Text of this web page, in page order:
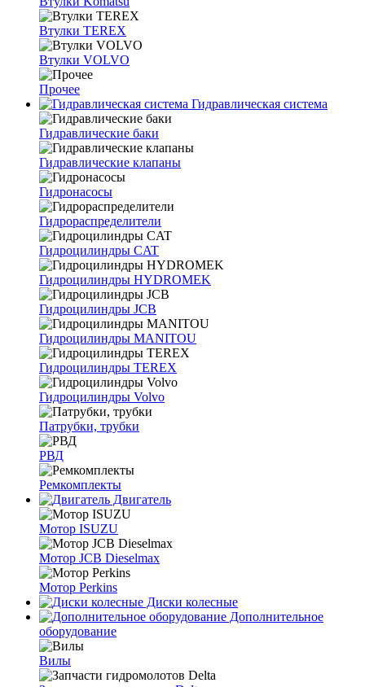
Втулки TEREX
Втулки VOLVO
Прочее
Гидравлическая система
Гидравлические баки
Гидравлические клапаны
Гидронасосы
Гидрораспределители
Гидроцилиндры CAT
Гидроцилиндры HYDROMEK
Гидроцилиндры JCB
Гидроцилиндры MANITOU
Гидроцилиндры TEREX
Гидроцилиндры Volvo
Патрубки, трубки
РВД
Ремкомплекты
Двигатель
Мотор ISUZU
Мотор JCB Dieselmax
Мотор Perkins
Диски колесные
Дополнительное
оборудование
Вилы